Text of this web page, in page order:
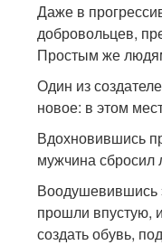
Даже в
добровольцев,
Простым же
Один из
новое: в этом
Вдохновившись
мужчина сбросил
Воодушевившись
прошли впустую,
создать обувь,